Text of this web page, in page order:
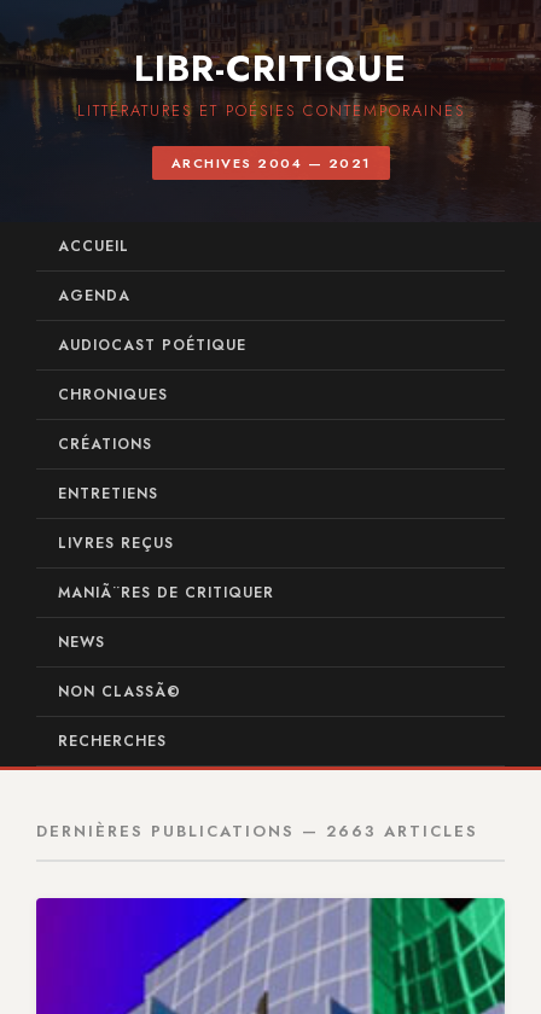
LIBR-CRITIQUE
LITTÉRATURES ET POÉSIES CONTEMPORAINES
ARCHIVES 2004 — 2021
ACCUEIL
AGENDA
AUDIOCAST POÉTIQUE
CHRONIQUES
CRÉATIONS
ENTRETIENS
LIVRES REÇUS
MANIÃ¨RES DE CRITIQUER
NEWS
NON CLASSÃ©
RECHERCHES
DERNIÈRES PUBLICATIONS — 2663 ARTICLES